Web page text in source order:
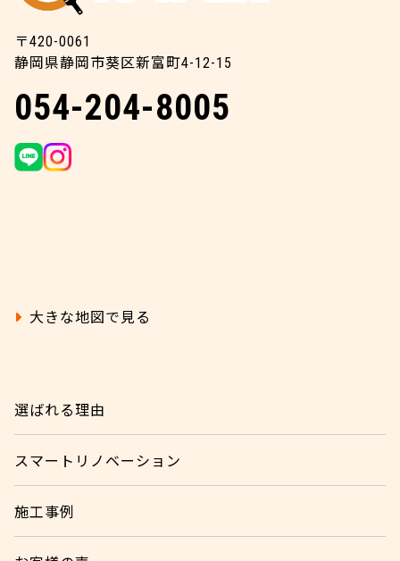
〒420-0061
静岡県静岡市葵区新富町4-12-15
054-204-8005
大きな地図で見る
選ばれる理由
スマートリノベーション
施工事例